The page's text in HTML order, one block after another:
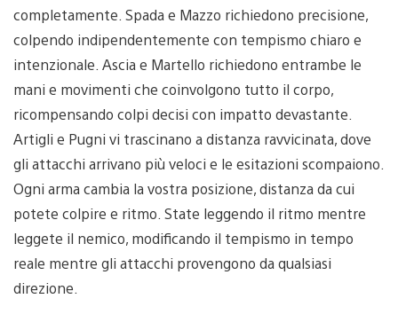
completamente. Spada e Mazzo richiedono precisione,
colpendo indipendentemente con tempismo chiaro e
intenzionale. Ascia e Martello richiedono entrambe le
mani e movimenti che coinvolgono tutto il corpo,
ricompensando colpi decisi con impatto devastante.
Artigli e Pugni vi trascinano a distanza ravvicinata, dove
gli attacchi arrivano più veloci e le esitazioni scompaiono.
Ogni arma cambia la vostra posizione, distanza da cui
potete colpire e ritmo. State leggendo il ritmo mentre
leggete il nemico, modificando il tempismo in tempo
reale mentre gli attacchi provengono da qualsiasi
direzione.